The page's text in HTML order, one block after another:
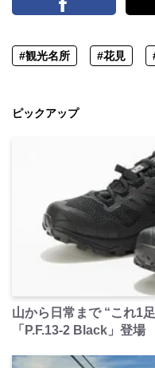
#観光名所 #花見
ピックアップ
山から日常まで “これ1
「P.F.13-2 Black」登場